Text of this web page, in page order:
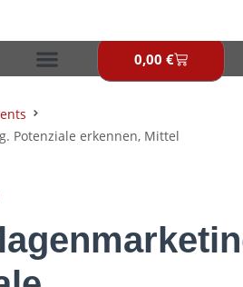
0,00 €
Potenziale erkennen, Mittel